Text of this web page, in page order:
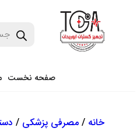
صفحه نخست
خانه / مصرفی پزشکی /